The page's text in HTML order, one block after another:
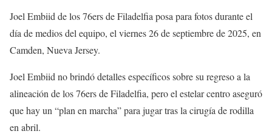
Joel Embiid de los 76ers de Filadelfia posa para fotos durante el
día de medios del equipo, el viernes 26 de septiembre de 2025, en
Camden, Nueva Jersey.
Joel Embiid no brindó detalles específicos sobre su regreso a la
alineación de los 76ers de Filadelfia, pero el estelar centro aseguró
que hay un “plan en marcha” para jugar tras la cirugía de rodilla
en abril.